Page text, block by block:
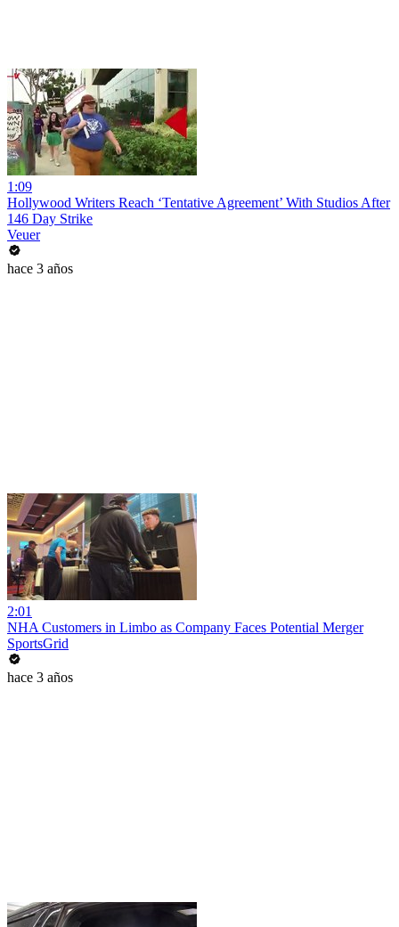
1:09
Hollywood Writers Reach ‘Tentative Agreement’ With Studios After
146 Day Strike
Veuer
hace 3 años
2:01
NHA Customers in Limbo as Company Faces Potential Merger
SportsGrid
hace 3 años